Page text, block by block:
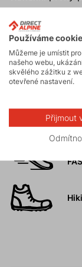
UV30+.
Aktivity
Používáme
Můžeme je umístit
našeho webu,
skvělého zážitku z
otevřené nastavení.
Přijmout